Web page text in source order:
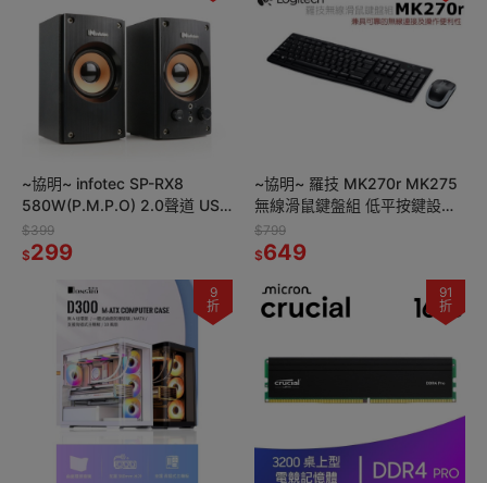
~協明~ infotec SP-RX8
580W(P.M.P.O) 2.0聲道 USB
二件式木質喇叭 S288
$399
$299
~協明~ 羅技 MK270r MK275
無線滑鼠鍵盤組 低平按鍵設計
提供良好打字體驗
$799
$649
9
折
91
折